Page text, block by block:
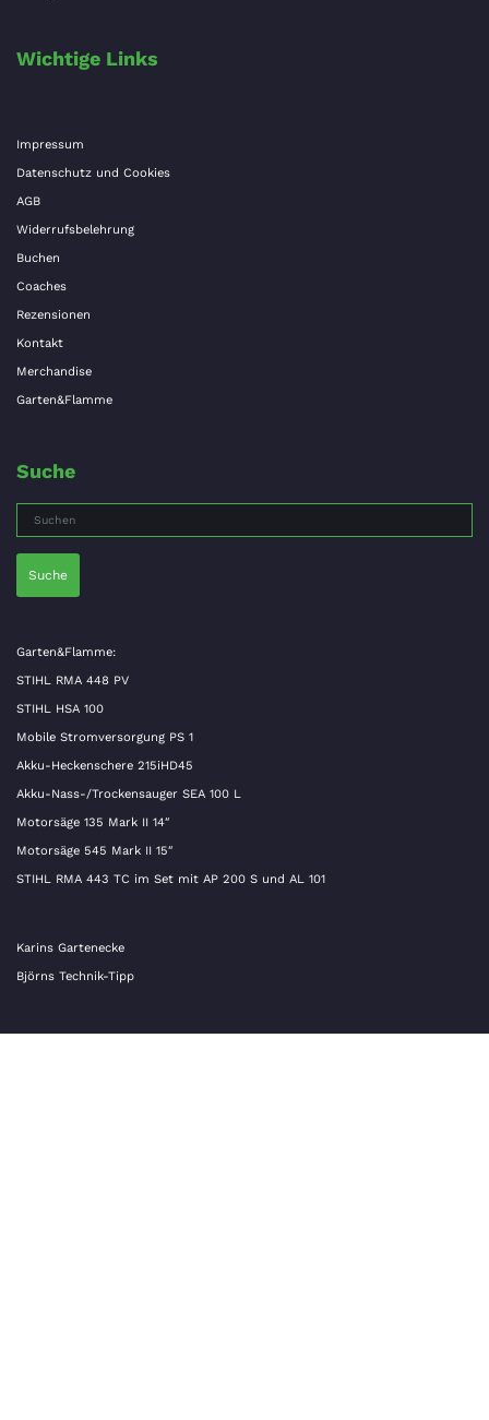
Wichtige Links
Impressum
Datenschutz und Cookies
AGB
Widerrufsbelehrung
Buchen
Coaches
Rezensionen
Kontakt
Merchandise
Garten&Flamme
Suche
Suche
Garten&Flamme:
STIHL RMA 448 PV
STIHL HSA 100
Mobile Stromversorgung PS 1
Akku-Heckenschere 215iHD45
Akku-Nass-/Trockensauger SEA 100 L
Motorsäge 135 Mark II 14″
Motorsäge 545 Mark II 15″
STIHL RMA 443 TC im Set mit AP 200 S und AL 101
Karins Gartenecke
Björns Technik-Tipp